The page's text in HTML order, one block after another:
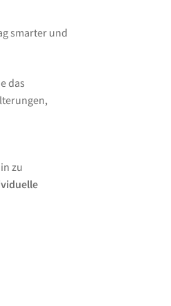
smarter und
das
zu